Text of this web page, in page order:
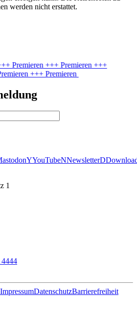
werden nicht erstattet.
Premieren +++ Premieren +++
+++ Premieren
YYouTubeNNewsletterD
1
ImpressumDatenschutzBarrierefreiheit